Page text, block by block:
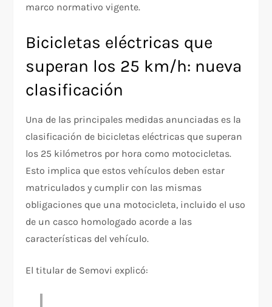
marco normativo vigente.
Bicicletas eléctricas que
superan los 25 km/h: nueva
clasificación
Una de las principales medidas anunciadas es la
clasificación de bicicletas eléctricas que superan
los 25 kilómetros por hora como motocicletas.
Esto implica que estos vehículos deben estar
matriculados y cumplir con las mismas
obligaciones que una motocicleta, incluido el uso
de un casco homologado acorde a las
características del vehículo.
El titular de Semovi explicó: